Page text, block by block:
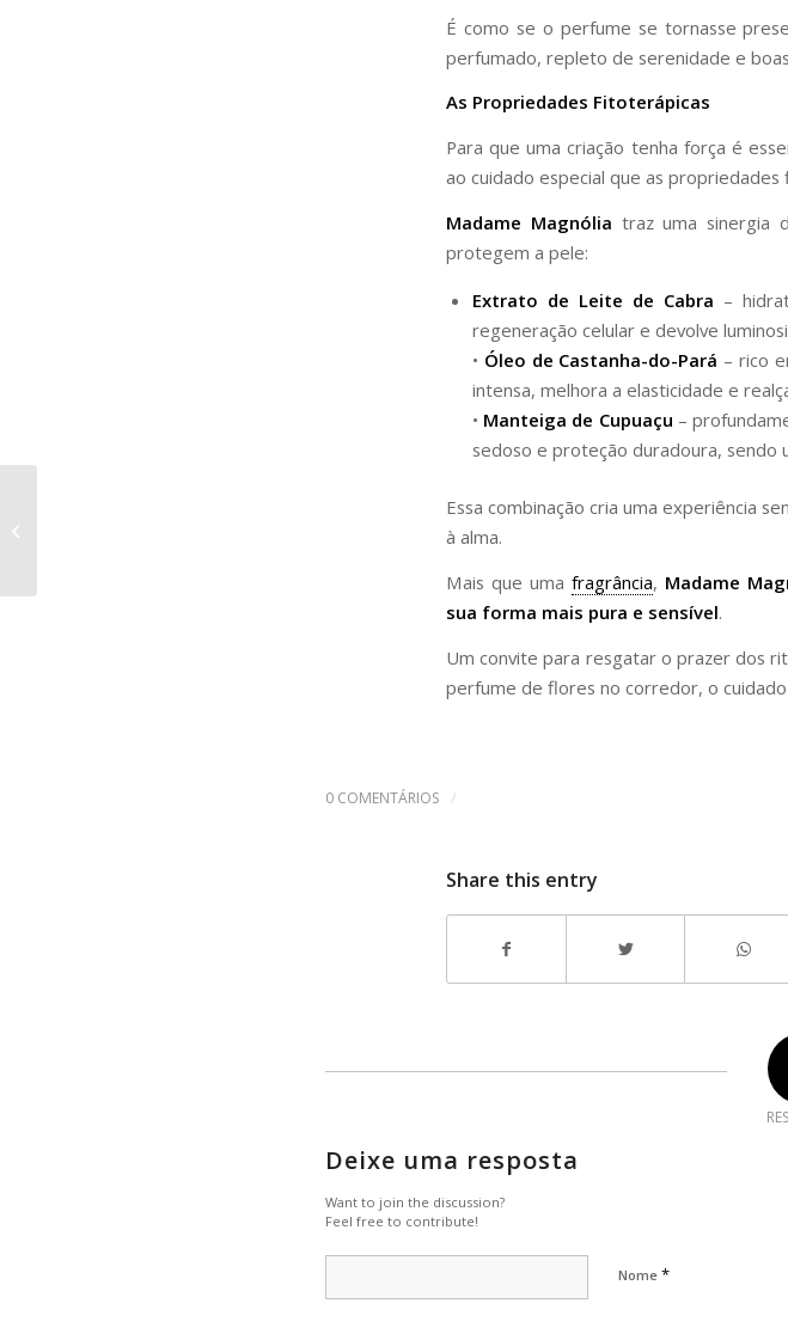
É como se o perfume se tornasse
perfumado, repleto de serenidade e
As Propriedades Fitoterápicas
Para que uma criação tenha força é
ao cuidado especial que as
Madame Magnólia traz uma sinergia
protegem a pele:
Extrato de Leite de Cabra –
regeneração celular e devolve
• Óleo de Castanha-do-Pará – rico
intensa, melhora a elasticidade e
• Manteiga de Cupuaçu –
sedoso e proteção duradoura, sendo
Essa combinação cria uma experiência
à alma.
Mais que uma fragrância, Madame
sua forma mais pura e sensível.
Um convite para resgatar o prazer dos
perfume de flores no corredor, o cuidado
0 COMENTÁRIOS /
Share this entry
Deixe uma resposta
Want to join the discussion?
Feel free to contribute!
Nome *